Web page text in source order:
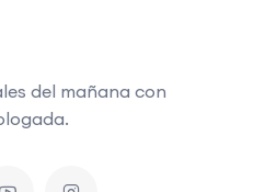
del mañana con